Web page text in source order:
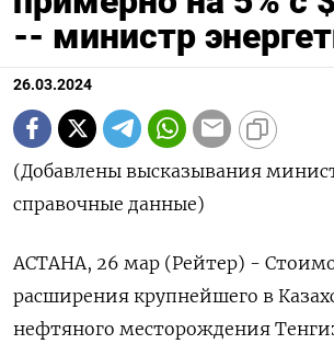
-- министр
26.03.2024
(Добавлены высказывания
справочные данные)
АСТАНА, 26 мар (Рейтер) -
расширения крупнейшего в
нефтяного месторождения